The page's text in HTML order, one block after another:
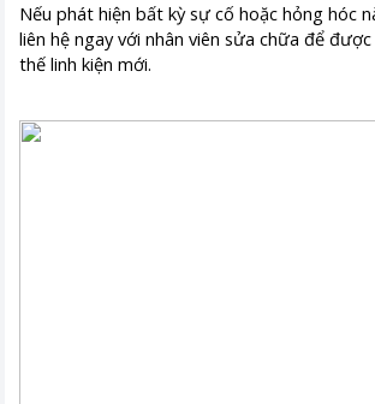
Nếu phát hiện bất kỳ sự cố hoặc hỏng hóc
liên hệ ngay với nhân viên sửa chữa để
thế linh kiện mới.